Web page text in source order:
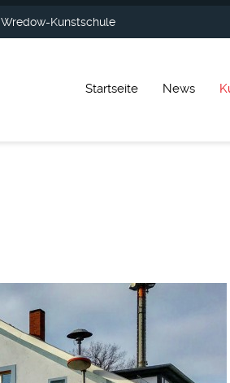
Wredow-Kunstschule
Startseite News